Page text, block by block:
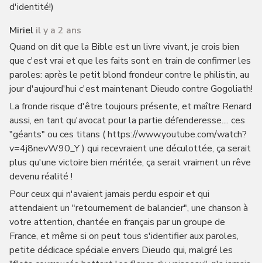
d'identité!)
Miriel il y a 2 ans
Quand on dit que la Bible est un livre vivant, je crois bien
que c'est vrai et que les faits sont en train de confirmer les
paroles: après le petit blond frondeur contre le philistin, au
jour d'aujourd'hui c'est maintenant Dieudo contre Gogoliath!
La fronde risque d'être toujours présente, et maître Renard
aussi, en tant qu'avocat pour la partie défenderesse.... ces
"géants" ou ces titans ( https://www.youtube.com/watch?
v=4j8nevW90_Y ) qui recevraient une déculottée, ça serait
plus qu'une victoire bien méritée, ça serait vraiment un rêve
devenu réalité !
Pour ceux qui n'avaient jamais perdu espoir et qui
attendaient un "retournement de balancier", une chanson à
votre attention, chantée en français par un groupe de
France, et même si on peut tous s'identifier aux paroles,
petite dédicace spéciale envers Dieudo qui, malgré les